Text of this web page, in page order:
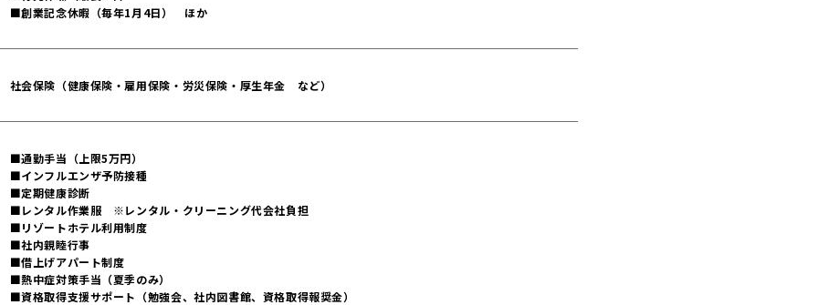
■創業記念休暇（毎年1月4日） ほか
社会保険（健康保険・雇用保険・労災保険・厚生年金 など）
■通勤手当（上限5万円）
■インフルエンザ予防接種
■定期健康診断
■レンタル作業服 ※レンタル・クリーニング代会社負担
■リゾートホテル利用制度
■社内親睦行事
■借上げアパート制度
■熱中症対策手当（夏季のみ）
■資格取得支援サポート（勉強会、社内図書館、資格取得報奨金）